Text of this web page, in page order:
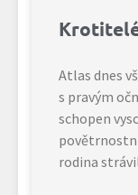
Atlas dnes
s pravým
schopen
rodina